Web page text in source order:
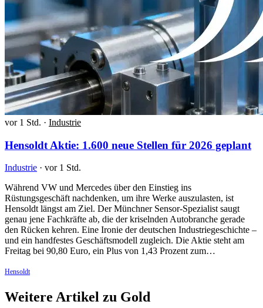
vor 1 Std. · Industrie
Hensoldt Aktie: 1.600 neue Stellen für 2026 geplant
Industrie · vor 1 Std.
Während VW und Mercedes über den Einstieg ins
Rüstungsgeschäft nachdenken, um ihre Werke auszulasten, ist
Hensoldt längst am Ziel. Der Münchner Sensor-Spezialist saugt
genau jene Fachkräfte ab, die der kriselnden Autobranche gerade
den Rücken kehren. Eine Ironie der deutschen Industriegeschichte –
und ein handfestes Geschäftsmodell zugleich. Die Aktie steht am
Freitag bei 90,80 Euro, ein Plus von 1,43 Prozent zum…
Hensoldt
Weitere Artikel zu Gold